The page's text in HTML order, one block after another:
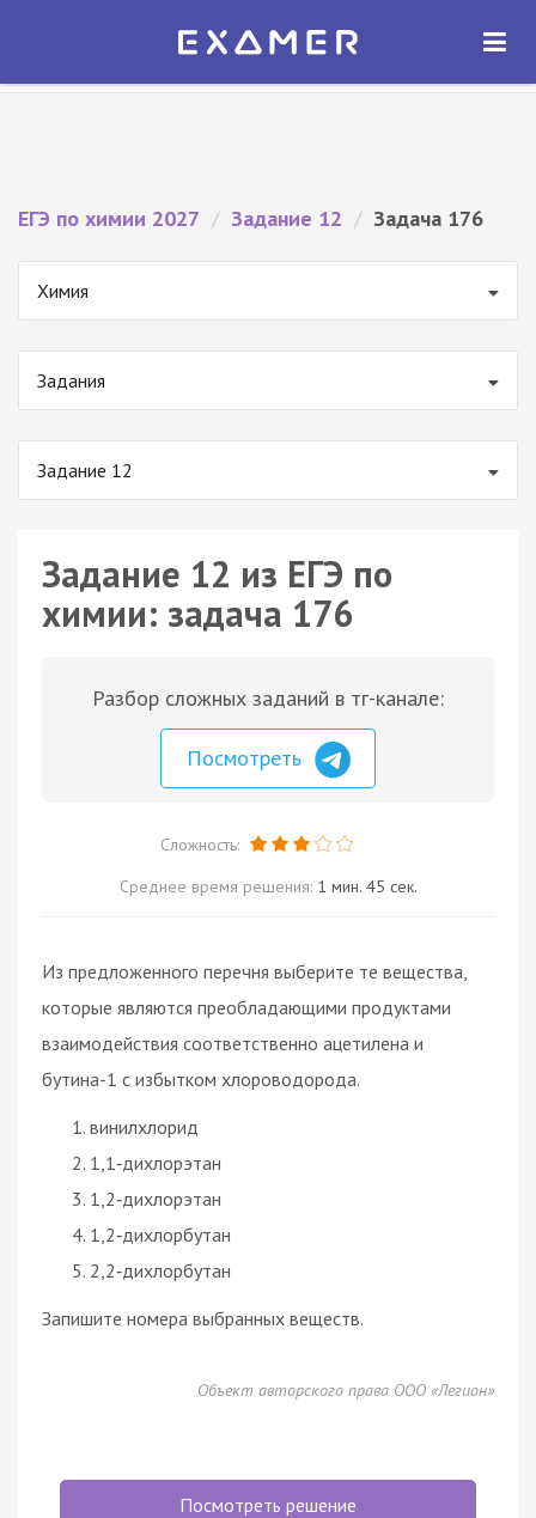
Экзамер — ЕГЭ 2027
ОТКРЫТЬ
ЕГЭ по химии 2027 / Задание 12 / Задача 176
Химия
Задания
Задание 12
Задание 12 из ЕГЭ по
химии: задача 176
Разбор сложных заданий в тг-канале:
Посмотреть
Сложность:
Среднее время решения: 1 мин. 45 сек.
Из предложенного перечня выберите те вещества,
которые являются преобладающими продуктами
взаимодействия соответственно ацетилена и
бутина-1 с избытком хлороводорода.
винилхлорид
1,1‑дихлорэтан
1,2‑дихлорэтан
1,2‑дихлорбутан
2,2‑дихлорбутан
Запишите номера выбранных веществ.
Объект авторского права ООО «Легион»
Посмотреть решение